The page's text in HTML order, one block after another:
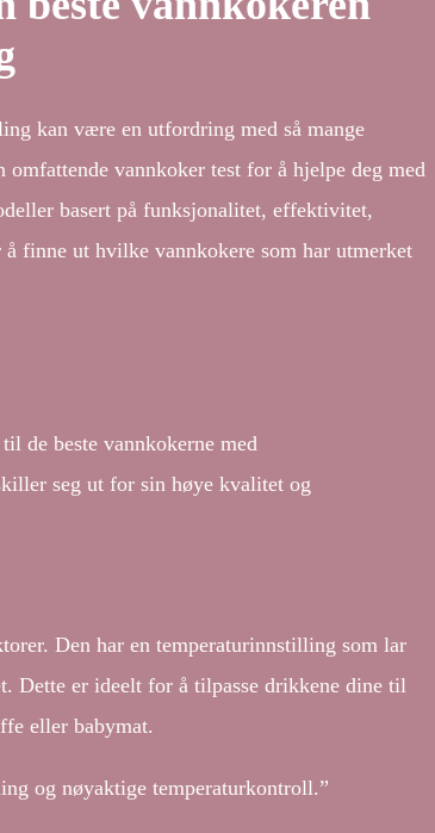
kan være en utfordring med så mange
vannkoker test for å hjelpe deg med
basert på funksjonalitet, effektivitet,
finne ut hvilke vannkokere som har utmerket
de beste vannkokerne med
seg ut for sin høye kvalitet og
Den har en temperaturinnstilling som lar
Dette er ideelt for å tilpasse drikkene dine til
eller babymat.
og nøyaktige temperaturkontroll.”